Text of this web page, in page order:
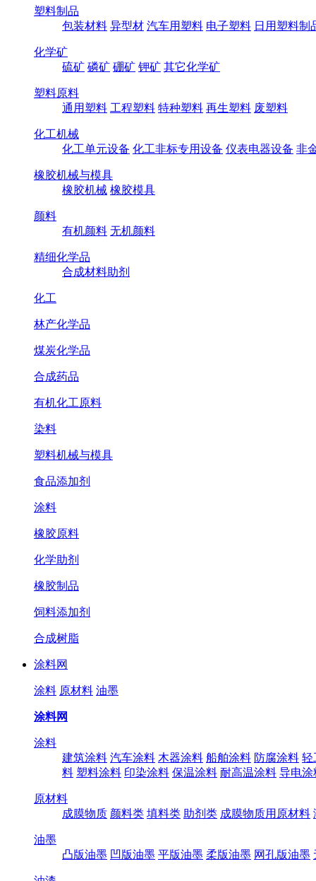
塑料制品
包装材料 异型材 汽车用塑料 电子塑料 日用塑料制
化学矿
硫矿 磷矿 硼矿 钾矿 其它化学矿
塑料原料
通用塑料 工程塑料 特种塑料 再生塑料 废塑料
化工机械
化工单元设备 化工非标专用设备 仪表电器设备 非
橡胶机械与模具
橡胶机械 橡胶模具
颜料
有机颜料 无机颜料
精细化学品
合成材料助剂
化工
林产化学品
煤炭化学品
合成药品
有机化工原料
染料
塑料机械与模具
食品添加剂
涂料
橡胶原料
化学助剂
橡胶制品
饲料添加剂
合成树脂
涂料网
涂料 原材料 油墨
涂料网
涂料
建筑涂料 汽车涂料 木器涂料 船舶涂料 防腐涂料 轻
料 塑料涂料 印染涂料 保温涂料 耐高温涂料 导电涂
原材料
成膜物质 颜料类 填料类 助剂类 成膜物质用原材料
油墨
凸版油墨 凹版油墨 平版油墨 柔版油墨 网孔版油墨